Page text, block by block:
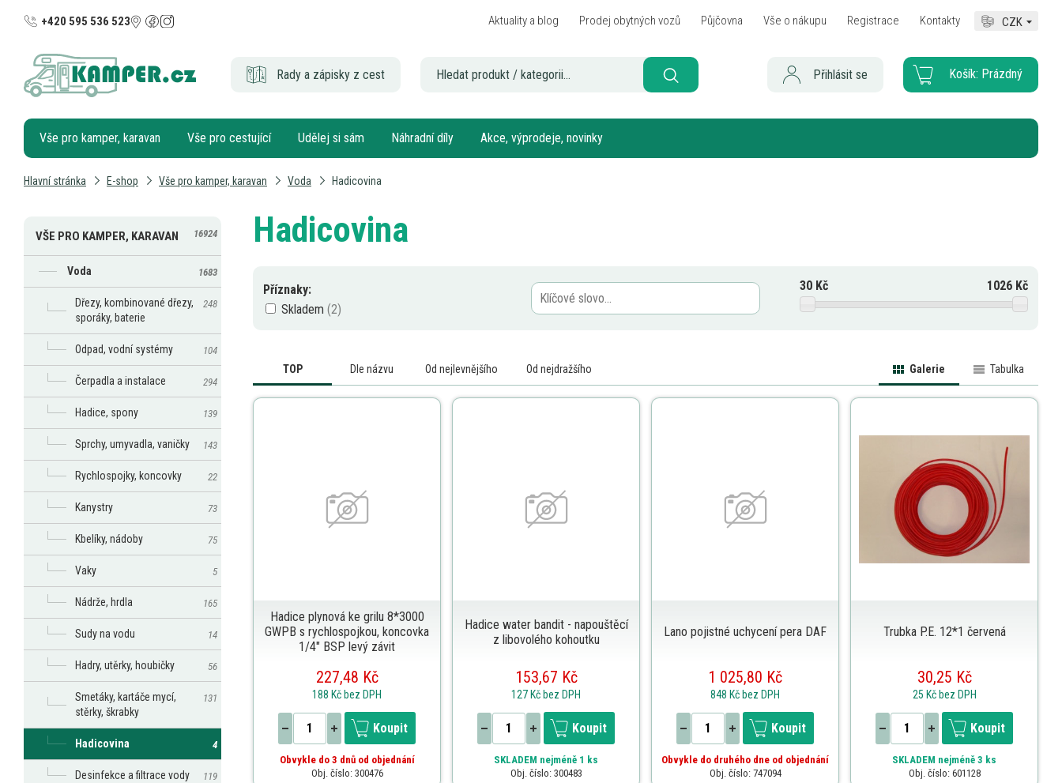
+420 595 536 523 Aktuality a blog Prodej obytných vozů Půjčovna Vše o nákupu Registrace Kontakty CZK
Rady a zápisky z cest Košík: Prázdný
Přihlásit se
Vše pro kamper, karavan Vše pro cestující Udělej si sám Náhradní díly Akce, výprodeje, novinky
Hlavní stránka E-shop Vše pro kamper, karavan Voda Hadicovina
Hadicovina
Příznaky:
Skladem
30Kč 1026Kč
TOP Dle názvu Od nejlevnějšího Od nejdražšího Tabulka
Galerie
Hadice plynová ke grilu 8*3000
GWPB s rychlospojkou, koncovka
1/4" BSP levý závit
227,48 Kč
188 Kč bez DPH
Koupit
Obvykle do 3 dnů od objednání
Obj. číslo: 300476
Hadice water bandit - napouštěcí
z libovolého kohoutku
153,67 Kč
127 Kč bez DPH
Koupit
SKLADEM nejméně 1 ks
Obj. číslo: 300483
Lano pojistné uchycení pera DAF
1 025,80 Kč
848 Kč bez DPH
Koupit
Obvykle do druhého dne od objednání
Obj. číslo: 747094
Trubka P.E. 12*1 červená
30,25 Kč
25 Kč bez DPH
Koupit
SKLADEM nejméně 3 ks
Obj. číslo: 601128
VŠE PRO KAMPER, KARAVAN 16924
Voda 1683
Dřezy, kombinované dřezy,
sporáky, baterie
248
Odpad, vodní systémy 104
Čerpadla a instalace 294
Hadice, spony 139
Sprchy, umyvadla, vaničky 143
Rychlospojky, koncovky 22
Kanystry 73
Kbelíky, nádoby 75
Vaky 5
Nádrže, hrdla 165
Sudy na vodu 14
Hadry, utěrky, houbičky 56
Smetáky, kartáče mycí,
stěrky, škrabky
131
Hadicovina 4
Desinfekce a filtrace vody 119